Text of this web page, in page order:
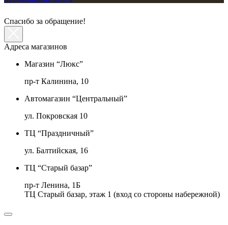
Спасибо за обращение!
Адреса магазинов
Магазин “Люкс”
пр-т Калинина, 10
Автомагазин “Центральный”
ул. Покровская 10
ТЦ “Праздничный”
ул. Балтийская, 16
ТЦ “Старый базар”
пр-т Ленина, 1Б
ТЦ Старый базар, этаж 1 (вход со стороны набережной)